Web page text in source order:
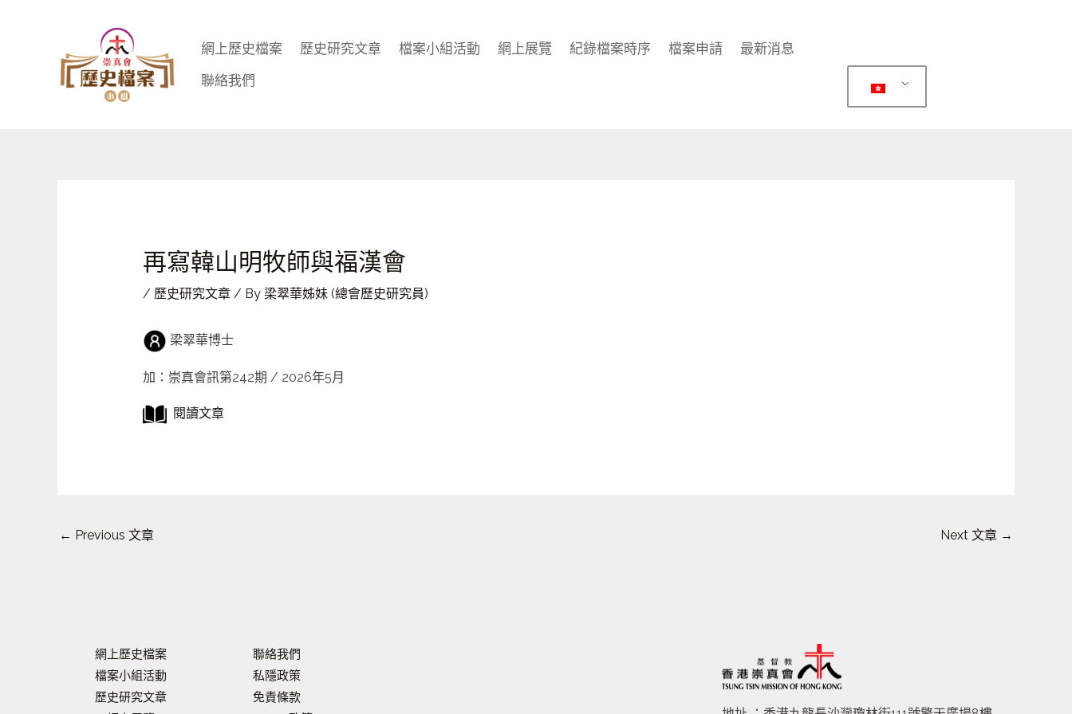
網上歷史檔案 歷史研究文章 檔案小組活動 網上展覽 紀錄檔案時序 檔案申請
最新消息
聯絡我們
再寫韓山明牧師與福漢會
/ 歷史研究文章/ By 梁翠華姊妹 (總會歷史研究員)
梁翠華博士
加：崇真會訊第242期 / 2026年5月
閱讀文章
← Previous 文章 Next 文章 →
網上歷史檔案
檔案小組活動
歷史研究文章
聯絡我們
私隱政策
免責條款